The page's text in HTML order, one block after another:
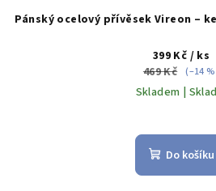
Pánský ocelový přívěsek Vireon –
399 Kč / ks
469 Kč (–14
Skladem |
Do košíku